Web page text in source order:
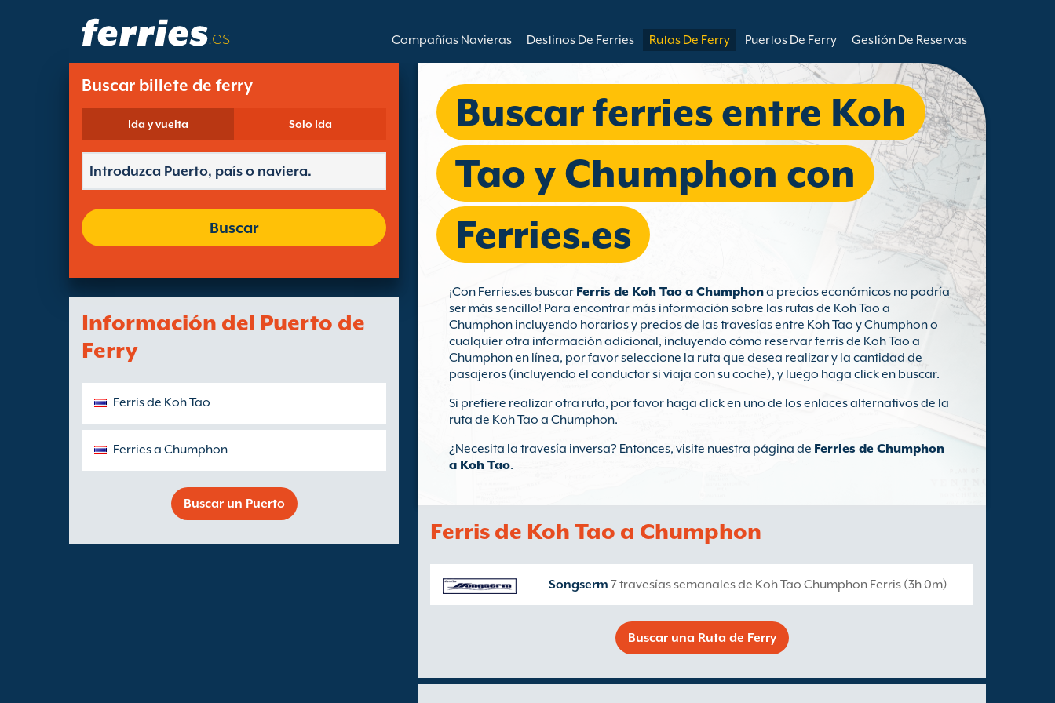
.es Compañías Navieras Destinos De Ferries Rutas De Ferry Puertos De Ferry Gestión De Reservas
Buscar billete de ferry
Ida y vuelta Solo Ida
Buscar
Información del Puerto de
Ferry
Ferris de Koh Tao
Ferries a Chumphon
Buscar un Puerto
Buscar ferries entre Koh
Tao y Chumphon con
Ferries.es
¡Con Ferries.es buscar Ferris de Koh Tao a Chumphona precios económicos no podría
ser más sencillo! Para encontrar más información sobre las rutas de Koh Tao a
Chumphon incluyendo horarios y precios de las travesías entre Koh Tao y Chumphon o
cualquier otra información adicional, incluyendo cómo reservar ferris de Koh Tao a
Chumphon en línea, por favor seleccione la ruta que desea realizar y la cantidad de
pasajeros (incluyendo el conductor si viaja con su coche), y luego haga click en buscar.
Si prefiere realizar otra ruta, por favor haga click en uno de los enlaces alternativos de la
ruta de Koh Tao a Chumphon.
¿Necesita la travesía inversa? Entonces, visite nuestra página de Ferries de Chumphon
a Koh Tao.
Ferris de Koh Tao a Chumphon
Songserm 7 travesías semanales de Koh Tao Chumphon Ferris (3h 0m)
Buscar una Ruta de Ferry